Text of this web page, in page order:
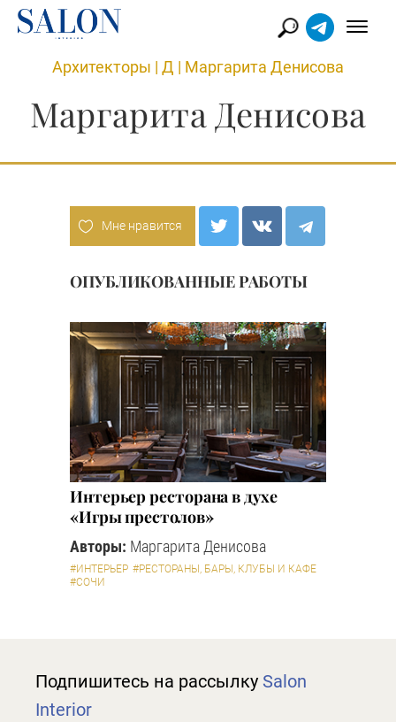
Архитекторы | Д | Маргарита Денисова
Маргарита Денисова
Мне нравится
ОПУБЛИКОВАННЫЕ РАБОТЫ
Интерьер ресторана в духе
«Игры престолов»
Авторы: Маргарита Денисова
#ИНТЕРЬЕР #РЕСТОРАНЫ, БАРЫ, КЛУБЫ И КАФЕ
#СОЧИ
Подпишитесь на рассылку Salon
Interior